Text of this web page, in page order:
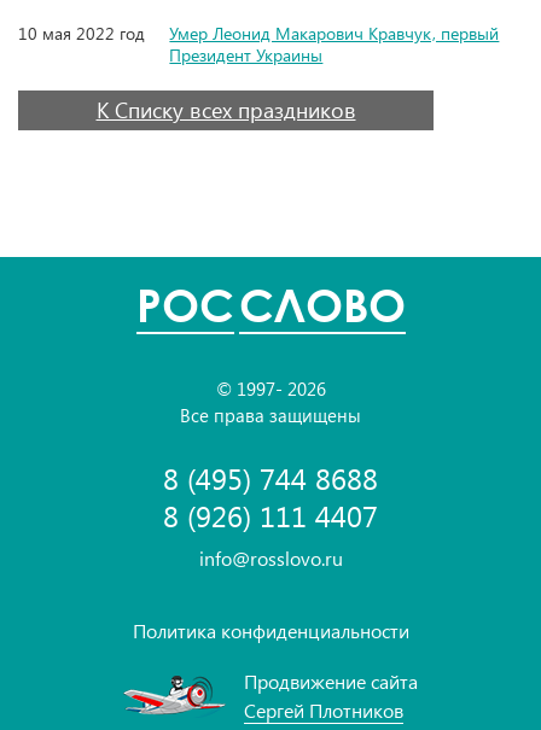
10 мая 2022 год
Умер Леонид Макарович Кравчук, первый
Президент Украины
К Списку всех праздников
POCСЛОВО
© 1997- 2026
Все права защищены
8 (495) 744 8688
8 (926) 111 4407
info@rosslovo.ru
Политика конфиденциальности
Продвижение сайта
Сергей Плотников